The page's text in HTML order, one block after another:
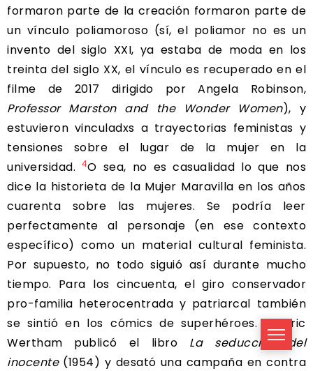
formaron parte de la creación formaron parte de
un vínculo poliamoroso (sí, el poliamor no es un
invento del siglo XXI, ya estaba de moda en los
treinta del siglo XX, el vínculo es recuperado en el
filme de 2017 dirigido por Angela Robinson,
Professor Marston and the Wonder Women), y
estuvieron vinculadxs a trayectorias feministas y
tensiones sobre el lugar de la mujer en la
universidad. 4O sea, no es casualidad lo que nos
dice la historieta de la Mujer Maravilla en los años
cuarenta sobre las mujeres. Se podría leer
perfectamente al personaje (en ese contexto
específico) como un material cultural feminista.
Por supuesto, no todo siguió así durante mucho
tiempo. Para los cincuenta, el giro conservador
pro-familia heterocentrada y patriarcal también
se sintió en los cómics de superhéroes. Fredric
Wertham publicó el libro La seducción del
inocente (1954) y desató una campaña en contra